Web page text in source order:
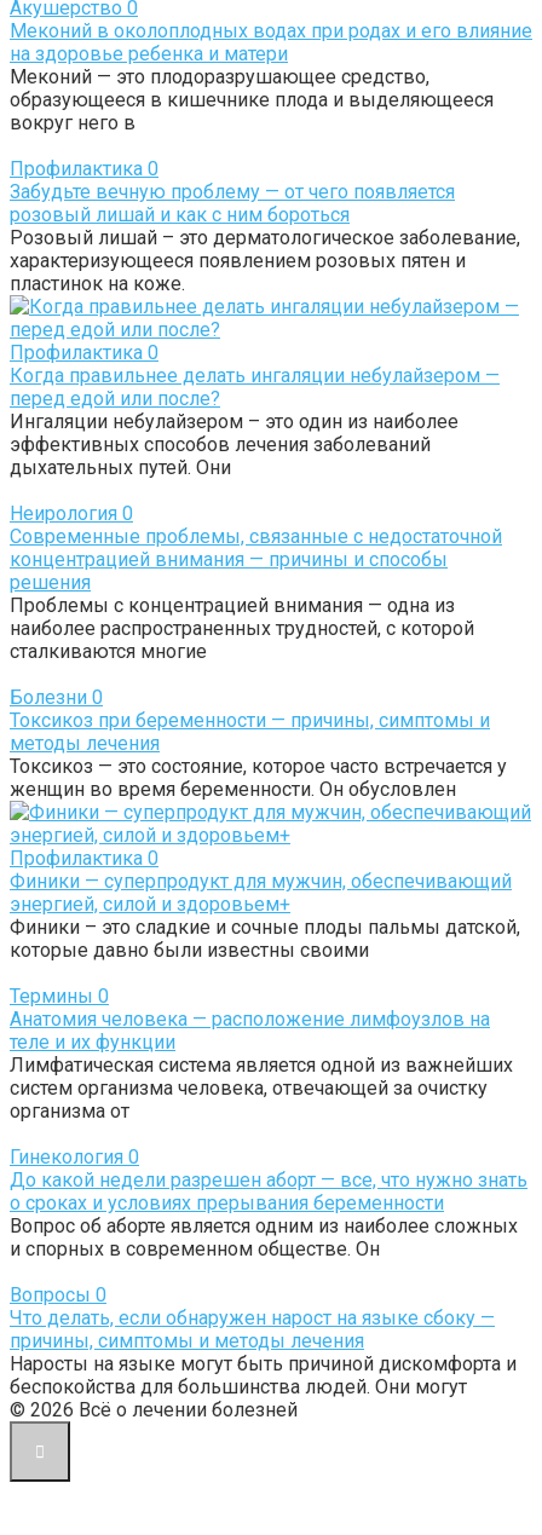
Акушерство 0
Меконий в околоплодных водах при родах и его влияние
на здоровье ребенка и матери
Меконий — это плодоразрушающее средство,
образующееся в кишечнике плода и выделяющееся
вокруг него в
Профилактика 0
Забудьте вечную проблему — от чего появляется
розовый лишай и как с ним бороться
Розовый лишай – это дерматологическое заболевание,
характеризующееся появлением розовых пятен и
пластинок на коже.
Профилактика 0
Когда правильнее делать ингаляции небулайзером —
перед едой или после?
Ингаляции небулайзером – это один из наиболее
эффективных способов лечения заболеваний
дыхательных путей. Они
Неирология 0
Современные проблемы, связанные с недостаточной
концентрацией внимания — причины и способы
решения
Проблемы с концентрацией внимания — одна из
наиболее распространенных трудностей, с которой
сталкиваются многие
Болезни 0
Токсикоз при беременности — причины, симптомы и
методы лечения
Токсикоз — это состояние, которое часто встречается у
женщин во время беременности. Он обусловлен
Профилактика 0
Финики — суперпродукт для мужчин, обеспечивающий
энергией, силой и здоровьем+
Финики – это сладкие и сочные плоды пальмы датской,
которые давно были известны своими
Термины 0
Анатомия человека — расположение лимфоузлов на
теле и их функции
Лимфатическая система является одной из важнейших
систем организма человека, отвечающей за очистку
организма от
Гинекология 0
До какой недели разрешен аборт — все, что нужно знать
о сроках и условиях прерывания беременности
Вопрос об аборте является одним из наиболее сложных
и спорных в современном обществе. Он
Вопросы 0
Что делать, если обнаружен нарост на языке сбоку —
причины, симптомы и методы лечения
Наросты на языке могут быть причиной дискомфорта и
беспокойства для большинства людей. Они могут
© 2026 Всё о лечении болезней